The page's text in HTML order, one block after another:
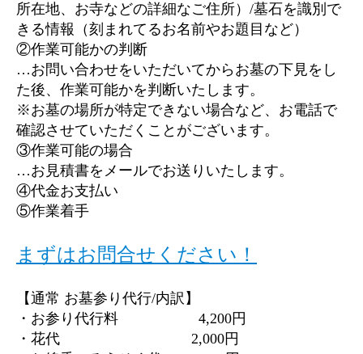
所在地、お寺などの詳細なご住所）/墓石を識別で
きる情報（刻まれてるお名前やお題目など）
②作業可能かの判断
…お問い合わせをいただいてからお墓の下見をし
た後、作業可能かを判断いたします。
※お墓の場所が特定できない場合など、お電話で
確認させていただくことがございます。
③作業可能の場合
…お見積書をメールでお送りいたします。
④代金お支払い
⑤作業着手
まずはお問合せください！
【通常 お墓参り代行/内訳】
・お参り代行料 4,200円
・花代 2,000円